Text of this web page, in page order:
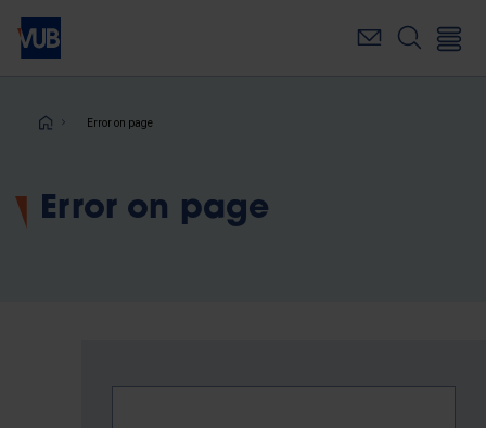
Skip
main
Breadcrumb
Error on page
Error on page